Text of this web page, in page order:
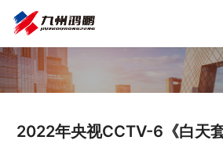
2022年央视CCTV-6《白天